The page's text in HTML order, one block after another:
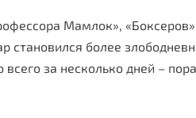
Мамлок»,
становился более
за несколько дней –